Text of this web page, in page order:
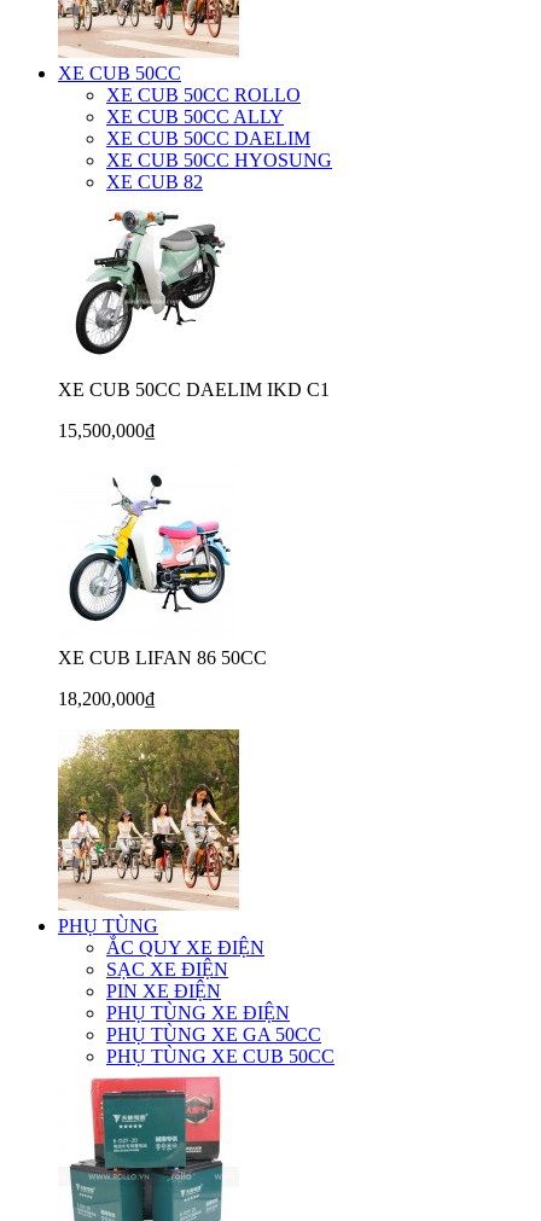
XE CUB 50CC
XE CUB 50CC ROLLO
XE CUB 50CC ALLY
XE CUB 50CC DAELIM
XE CUB 50CC HYOSUNG
XE CUB 82
XE CUB 50CC DAELIM IKD C1
15,500,000₫
XE CUB LIFAN 86 50CC
18,200,000₫
PHỤ TÙNG
ẮC QUY XE ĐIỆN
SẠC XE ĐIỆN
PIN XE ĐIỆN
PHỤ TÙNG XE ĐIỆN
PHỤ TÙNG XE GA 50CC
PHỤ TÙNG XE CUB 50CC